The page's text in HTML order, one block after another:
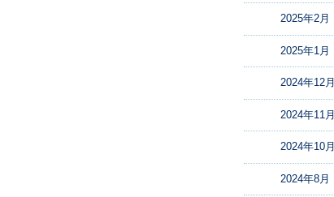
2025年2月
2025年1月
2024年12月
2024年11月
2024年10月
2024年8月